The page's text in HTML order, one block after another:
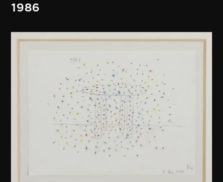
1986